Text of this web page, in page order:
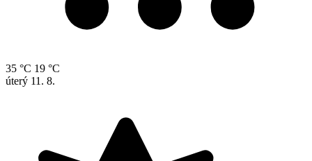
35 °C 19 °C
úterý 11. 8.